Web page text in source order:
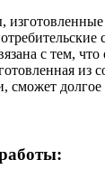
с тем,
из
сможет